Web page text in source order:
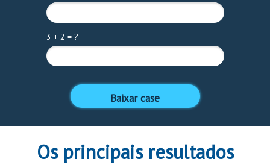
3 + 2 = ?
Baixar case
Os principais resultados